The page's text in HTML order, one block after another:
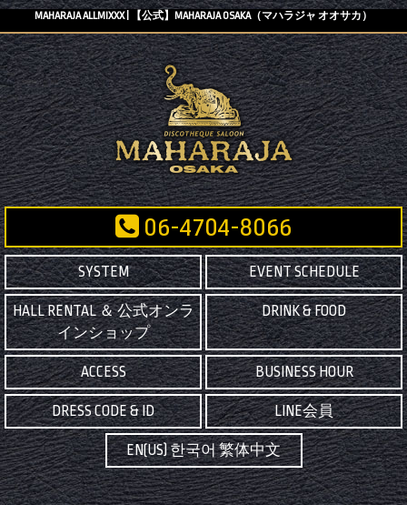
MAHARAJA ALLMIXXX | 【公式】MAHARAJA OSAKA（マハラジャ オオサカ）
06-4704-8066
SYSTEM EVENT SCHEDULE
HALL RENTAL ＆ 公式オンラ
インショップ
DRINK & FOOD
ACCESS BUSINESS HOUR
DRESS CODE & ID LINE会員
EN(US) 한국어 繁体中文